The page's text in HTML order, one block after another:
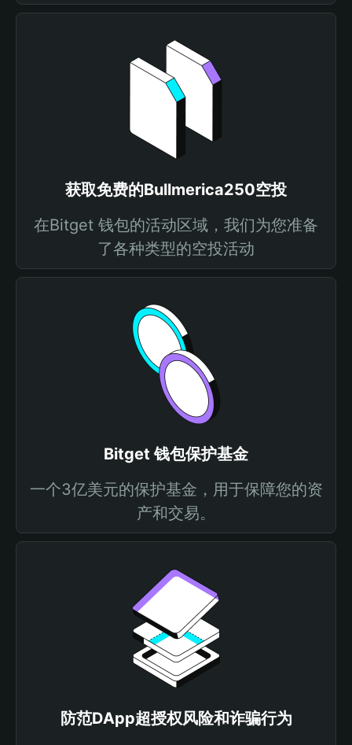
获取免费的Bullmerica250空投
在Bitget 钱包的活动区域，我们为您准备
了各种类型的空投活动
Bitget 钱包保护基金
一个3亿美元的保护基金，用于保障您的资
产和交易。
防范DApp超授权风险和诈骗行为